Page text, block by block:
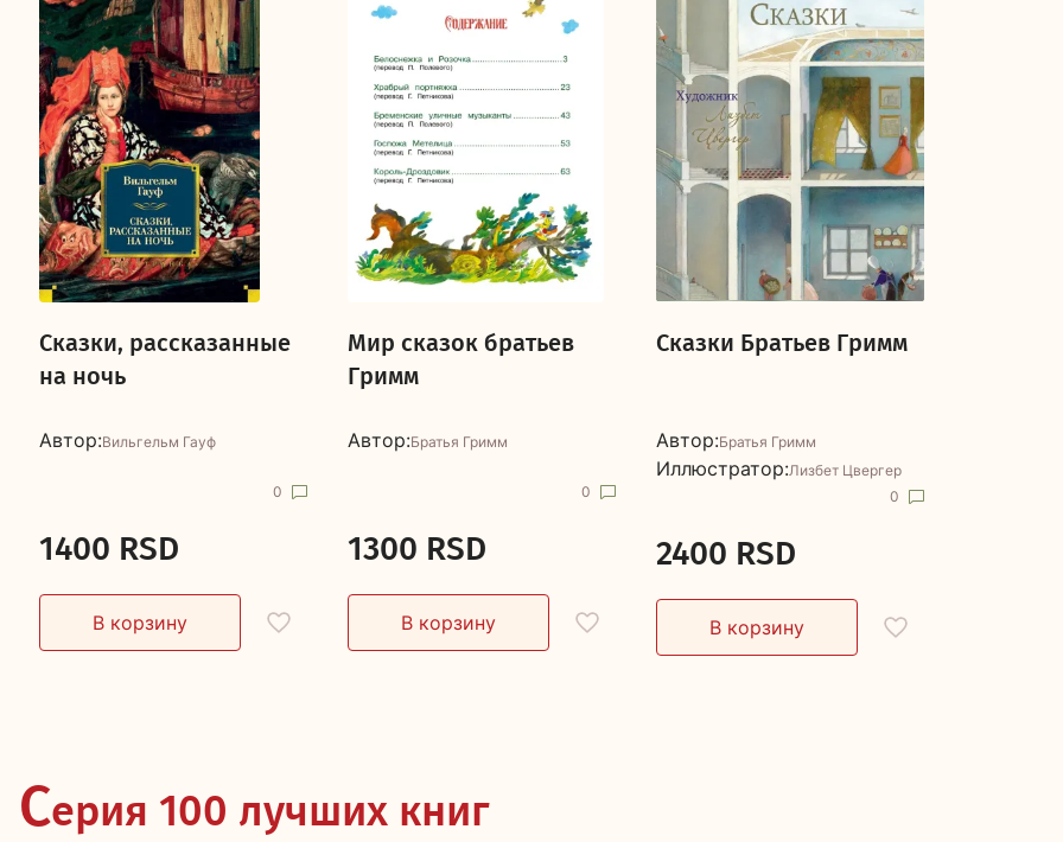
Сказки, рассказанные
на ночь
Автор:Вильгельм Гауф
0
1400 RSD
Мир сказок братьев
Гримм
Автор:Братья Гримм
0
1300 RSD
Сказки Братьев Гримм
Автор:Братья Гримм
Иллюстратор:Лизбет Цвергер
0
2400 RSD
Серия 100 лучших книг